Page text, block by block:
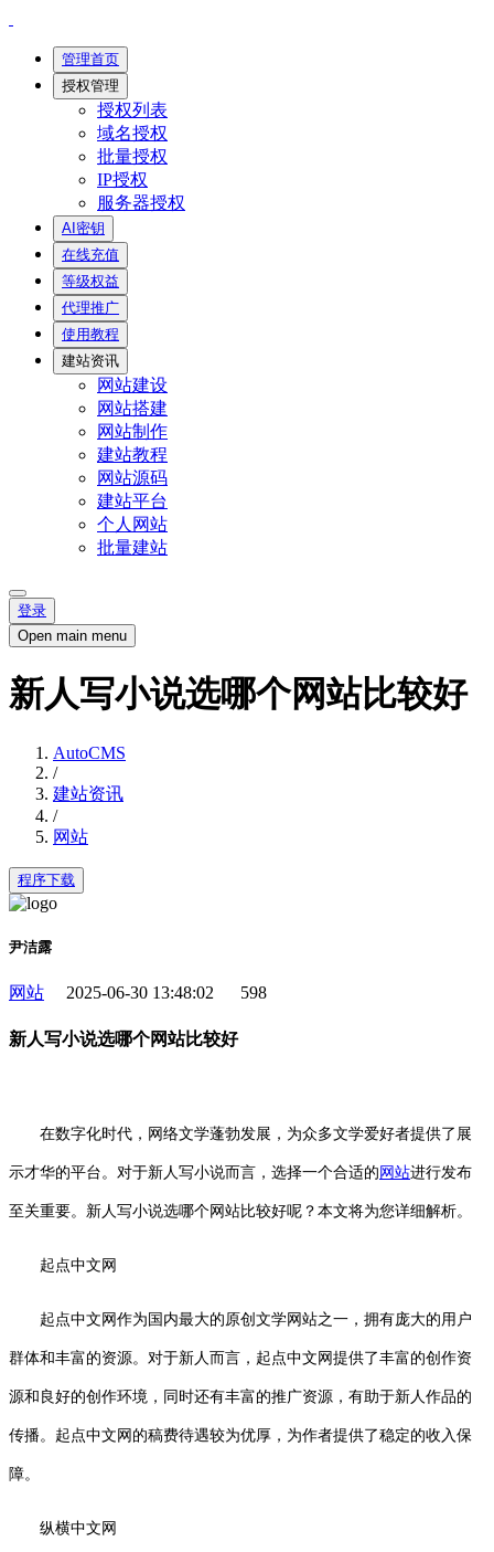
管理首页
授权管理
授权列表
域名授权
批量授权
IP授权
服务器授权
AI密钥
在线充值
等级权益
代理推广
使用教程
建站资讯
网站建设
网站搭建
网站制作
建站教程
网站源码
建站平台
个人网站
批量建站
登录
Open main menu
新人写小说选哪个网站比较好
AutoCMS
/
建站资讯
/
网站
程序下载
尹洁露
网站 2025-06-30 13:48:02 598
新人写小说选哪个网站比较好
在数字化时代，网络文学蓬勃发展，为众多文学爱好者提供了展
示才华的平台。对于新人写小说而言，选择一个合适的 网站进行发布
至关重要。新人写小说选哪个网站比较好呢？本文将为您详细解析。
起点中文网
起点中文网作为国内最大的原创文学网站之一，拥有庞大的用户
群体和丰富的资源。对于新人而言，起点中文网提供了丰富的创作资
源和良好的创作环境，同时还有丰富的推广资源，有助于新人作品的
传播。起点中文网的稿费待遇较为优厚，为作者提供了稳定的收入保
障。
纵横中文网